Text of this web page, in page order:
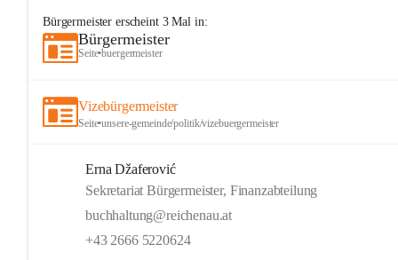
Bürgermeister erscheint 3Mal in:
Bürgermeister
Seite•buergermeister
Vizebürgermeister
Seite•unsere-gemeinde/politik/vizebuergermeister
Erna Džaferović
Sekretariat Bürgermeister, Finanzabteilung
buchhaltung@reichenau.at
+43 2666 5220624